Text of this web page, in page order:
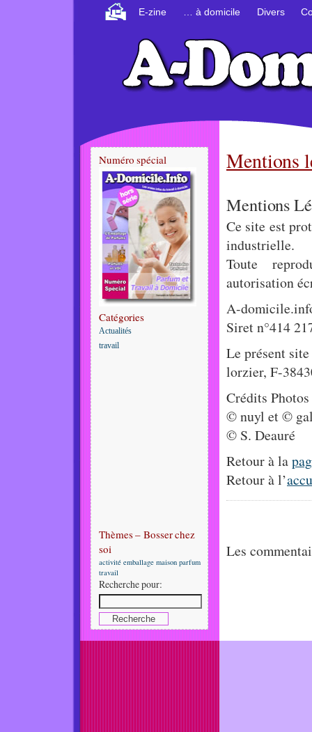
E-zine … à domicile Divers
Mentions
Mentions
Ce site est
industrielle.
Toute
autorisation
A-
Siret n°414
Le présent
lorzier, F-
Crédits Photos
© nuyl et ©
© S. Deauré
Retour à la
Retour à l’
Les
Numéro spécial
Catégories
Actualités
travail
Thèmes – Bosser chez
soi
activité emballage maison parfum
travail
Recherche pour: